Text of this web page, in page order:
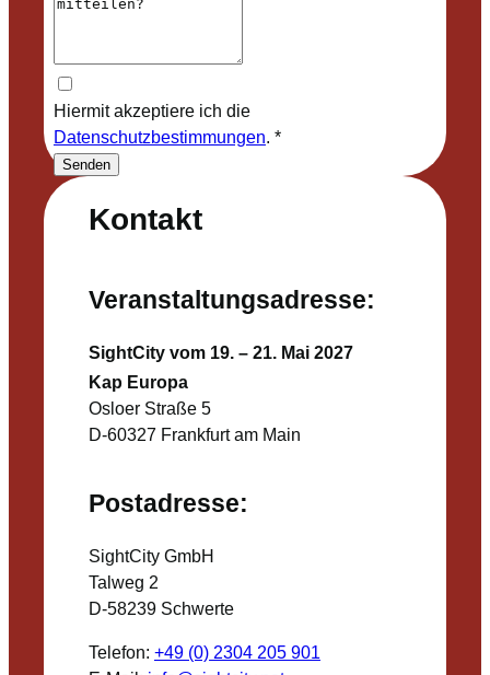
Kontakt
Veranstaltungsadresse:
SightCity vom 19. – 21. Mai 2027
Kap Europa
Osloer Straße 5
D-60327 Frankfurt am Main
Postadresse:
SightCity GmbH
Talweg 2
D-58239 Schwerte
Telefon: +49 (0) 2304 205 901
Hiermit akzeptiere ich die
Datenschutzbestimmungen. *
Senden